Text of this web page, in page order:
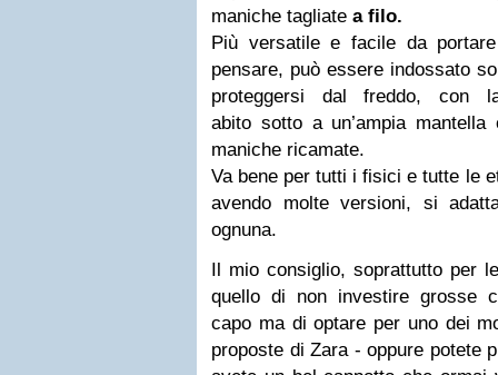
maniche tagliate a filo.
Più versatile e facile da
pensare, può essere indossato s
proteggersi dal freddo,con
abito sotto a un’ampia
maniche ricamate.
Va bene per tutti i fisici e tutte le
avendo molte versioni, si
ognuna.
Il mio consiglio, soprattutto per
quello di non investire grosse
capo ma di optare per uno dei
proposte di Zara - oppure potete